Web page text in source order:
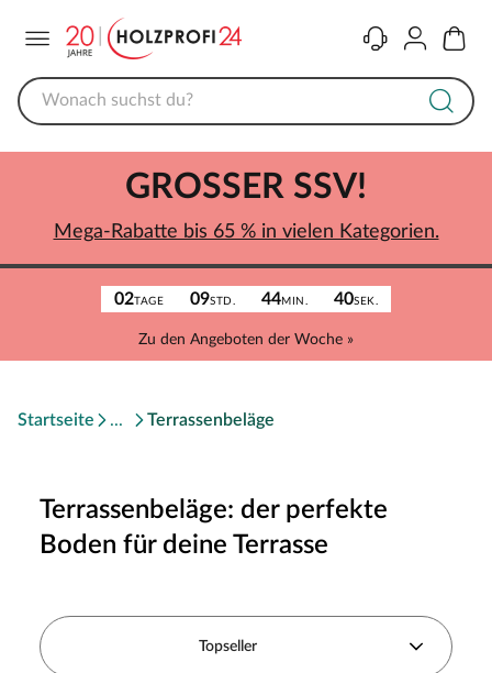
KontaktKonto
02TAGE 09STD. 44MIN. 40SEK.
Zu den Angeboten der Woche »
GROSSER SSV!
Mega-Rabatte bis 65 % in vielen Kategorien.
Startseite Terrassenbeläge
Terrassenbeläge: der perfekte
Boden für deine Terrasse
Topseller